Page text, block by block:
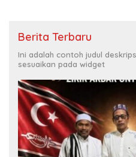
Berita Terbaru
Ini adalah contoh judul
sesuaikan pada widget